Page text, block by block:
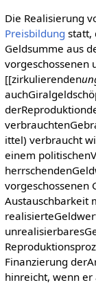
Die Realisierung
Preisbildung statt,
Geldsumme aus
vorgeschossenen
[[zirkulierenden
ittel) verbraucht
einem
vorgeschossenen
Austauschbarkeit
Finanzierung
hinreicht, wenn